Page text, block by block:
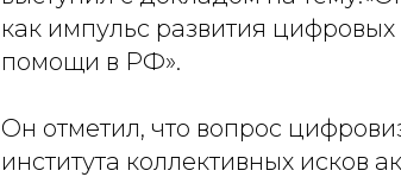
как импульс развития
помощи в РФ».
Он отметил, что вопрос
института коллективных исков